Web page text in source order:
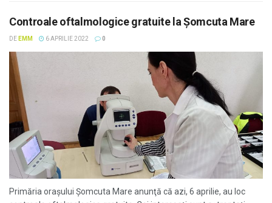
Controale oftalmologice gratuite la Şomcuta Mare
DE EMM 6 APRILIE 2022 0
Primăria oraşului Şomcuta Mare anunţă că azi, 6 aprilie, au loc